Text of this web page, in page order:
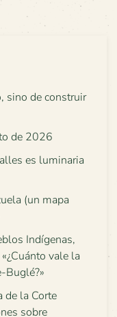
sino de construir
de 2026
es luminaria
(un mapa
Indígenas,
vale la
Buglé?»
de la Corte
sobre